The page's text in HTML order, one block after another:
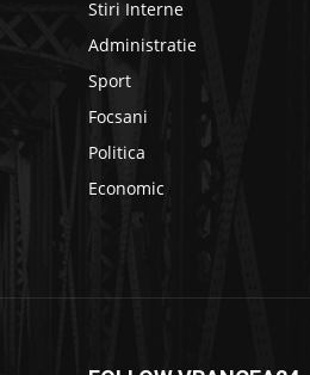
Stiri Interne
Administratie
Sport
Focsani
Politica
Economic